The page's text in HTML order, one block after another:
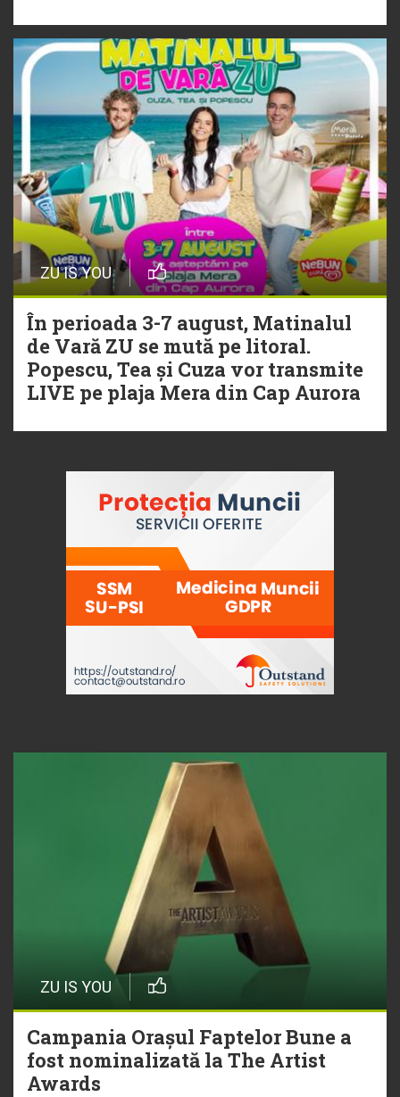
ZU IS YOU
În perioada 3-7 august, Matinalul
de Vară ZU se mută pe litoral.
Popescu, Tea și Cuza vor transmite
LIVE pe plaja Mera din Cap Aurora
ZU IS YOU
Campania Orașul Faptelor Bune a
fost nominalizată la The Artist
Awards